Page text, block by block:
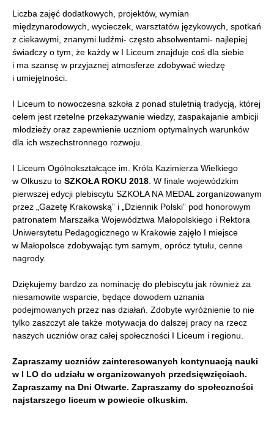
Liczba zajęć dodatkowych, projektów, wymian
międzynarodowych, wycieczek, warsztatów językowych, spotkań
z ciekawymi, znanymi ludźmi- często absolwentami- najlepiej
świadczy o tym, że każdy w I Liceum znajduje coś dla siebie
i ma szansę w przyjaznej atmosferze zdobywać wiedzę
i umiejętności.
I Liceum to nowoczesna szkoła z ponad stuletnią tradycją, której
celem jest rzetelne przekazywanie wiedzy, zaspakajanie ambicji
młodzieży oraz zapewnienie uczniom optymalnych warunków
dla ich wszechstronnego rozwoju.
I Liceum Ogólnokształcące im. Króla Kazimierza Wielkiego
w Olkuszu to SZKOŁA ROKU 2018 . W finale wojewódzkim
pierwszej edycji plebiscytu SZKOŁA NA MEDAL zorganizowanym
przez „Gazetę Krakowską” i „Dziennik Polski” pod honorowym
patronatem Marszałka Województwa Małopolskiego i Rektora
Uniwersytetu Pedagogicznego w Krakowie zajęło I miejsce
w Małopolsce zdobywając tym samym, oprócz tytułu, cenne
nagrody.
Dziękujemy bardzo za nominację do plebiscytu jak również za
niesamowite wsparcie, będące dowodem uznania
podejmowanych przez nas działań. Zdobyte wyróżnienie to nie
tylko zaszczyt ale także motywacja do dalszej pracy na rzecz
naszych uczniów oraz całej społeczności I Liceum i regionu.
Zapraszamy uczniów zainteresowanych kontynuacją nauki
w I LO do udziału w organizowanych przedsięwzięciach.
Zapraszamy na Dni Otwarte. Zapraszamy do społeczności
najstarszego liceum w powiecie olkuskim.